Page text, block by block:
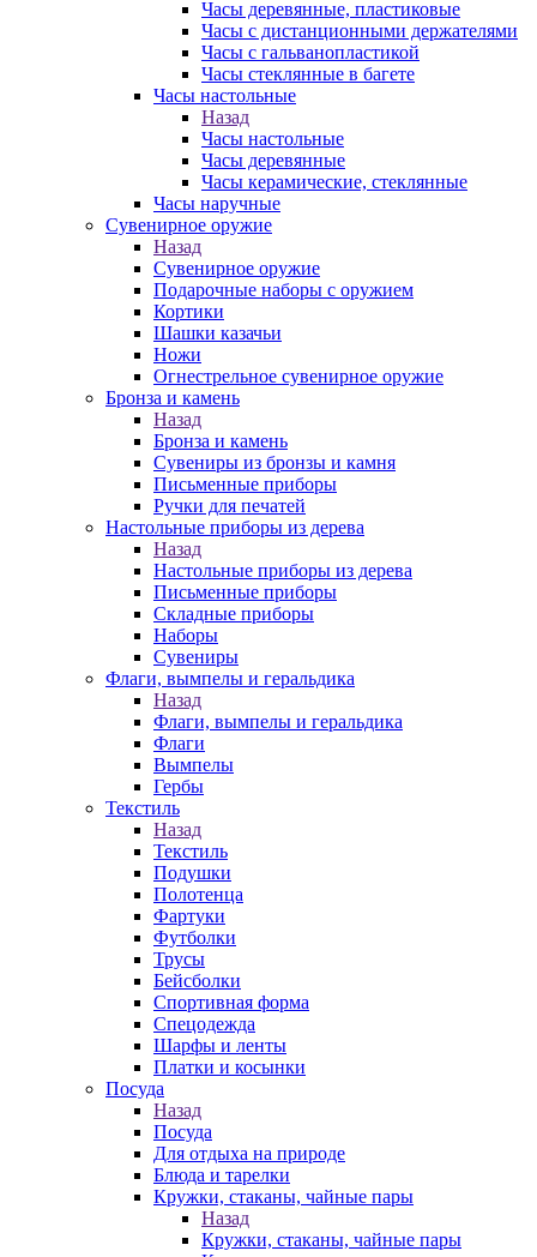
Часы деревянные, пластиковые
Часы с дистанционными держателями
Часы с гальванопластикой
Часы стеклянные в багете
Часы настольные
Назад
Часы настольные
Часы деревянные
Часы керамические, стеклянные
Часы наручные
Сувенирное оружие
Назад
Сувенирное оружие
Подарочные наборы с оружием
Кортики
Шашки казачьи
Ножи
Огнестрельное сувенирное оружие
Бронза и камень
Назад
Бронза и камень
Сувениры из бронзы и камня
Письменные приборы
Ручки для печатей
Настольные приборы из дерева
Назад
Настольные приборы из дерева
Письменные приборы
Складные приборы
Наборы
Сувениры
Флаги, вымпелы и геральдика
Назад
Флаги, вымпелы и геральдика
Флаги
Вымпелы
Гербы
Текстиль
Назад
Текстиль
Подушки
Полотенца
Фартуки
Футболки
Трусы
Бейсболки
Спортивная форма
Спецодежда
Шарфы и ленты
Платки и косынки
Посуда
Назад
Посуда
Для отдыха на природе
Блюда и тарелки
Кружки, стаканы, чайные пары
Назад
Кружки, стаканы, чайные пары